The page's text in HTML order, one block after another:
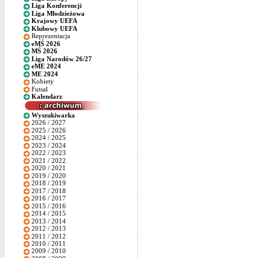
Liga Konferencji
Liga Młodzieżowa
Krajowy UEFA
Klubowy UEFA
Reprezentacja
eMŚ 2026
MŚ 2026
Liga Narodów 26/27
eME 2024
ME 2024
Kobiety
Futsal
Kalendarz
Wyszukiwarka
2026 / 2027
2025 / 2026
2024 / 2025
2023 / 2024
2022 / 2023
2021 / 2022
2020 / 2021
2019 / 2020
2018 / 2019
2017 / 2018
2016 / 2017
2015 / 2016
2014 / 2015
2013 / 2014
2012 / 2013
2011 / 2012
2010 / 2011
2009 / 2010